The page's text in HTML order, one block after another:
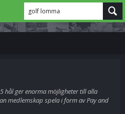
golf lomma
hål ger enorma möjligheter till alla
medlemskap spela i form av Pay and